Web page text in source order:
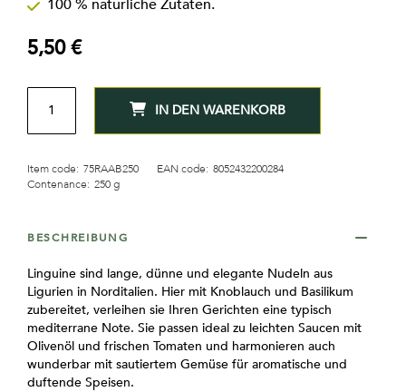
100 % natürliche Zutaten.
5,50 €
MENGE
IN DEN WARENKORB
Item code: 75RAAB250 EAN code: 8052432200284
Contenance: 250 g
BESCHREIBUNG
Linguine sind lange, dünne und elegante Nudeln aus
Ligurien in Norditalien. Hier mit Knoblauch und Basilikum
zubereitet, verleihen sie Ihren Gerichten eine typisch
mediterrane Note. Sie passen ideal zu leichten Saucen mit
Olivenöl und frischen Tomaten und harmonieren auch
wunderbar mit sautiertem Gemüse für aromatische und
duftende Speisen.